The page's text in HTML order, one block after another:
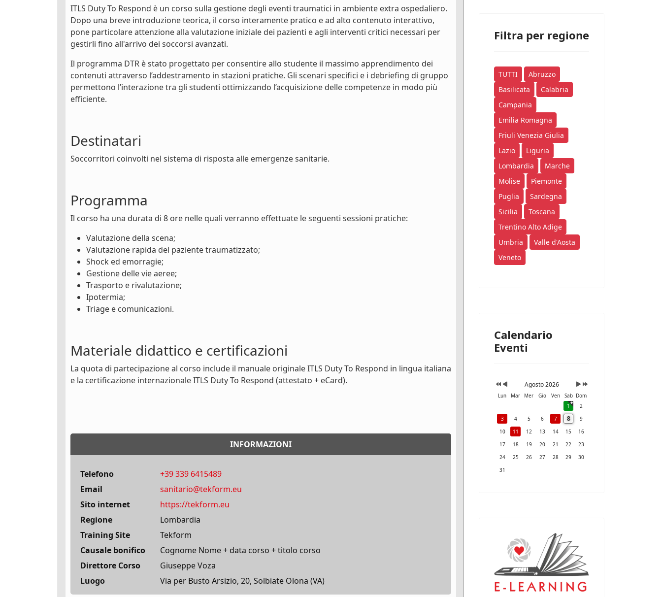
ITLS Duty To Respond è un corso sulla gestione degli eventi traumatici in ambiente extra ospedaliero.
Dopo una breve introduzione teorica, il corso interamente pratico e ad alto contenuto interattivo,
pone particolare attenzione alla valutazione iniziale dei pazienti e agli interventi critici necessari per
gestirli fino all'arrivo dei soccorsi avanzati.
Il programma DTR è stato progettato per consentire allo studente il massimo apprendimento dei
contenuti attraverso l’addestramento in stazioni pratiche. Gli scenari specifici e i debriefing di gruppo
permettono l’interazione tra gli studenti ottimizzando l’acquisizione delle competenze in modo più
efficiente.
Destinatari
Soccorritori coinvolti nel sistema di risposta alle emergenze sanitarie.
Programma
Il corso ha una durata di 8 ore nelle quali verranno effettuate le seguenti sessioni pratiche:
Valutazione della scena;
Valutazione rapida del paziente traumatizzato;
Shock ed emorragie;
Gestione delle vie aeree;
Trasporto e rivalutazione;
Ipotermia;
Triage e comunicazioni.
Materiale didattico e certificazioni
La quota di partecipazione al corso include il manuale originale ITLS Duty To Respond in lingua italiana
e la certificazione internazionale ITLS Duty To Respond (attestato + eCard).
INFORMAZIONI
Telefono
+39 339 6415489
Email
sanitario@tekform.eu
Sito internet
https://tekform.eu
Regione
Lombardia
Training Site
Tekform
Causale bonifico
Cognome Nome + data corso + titolo corso
Direttore Corso
Giuseppe Voza
Luogo
Via per Busto Arsizio, 20, Solbiate Olona (VA)
Filtra per regione
TUTTI
Abruzzo
Basilicata
Calabria
Campania
Emilia Romagna
Friuli Venezia Giulia
Lazio
Liguria
Lombardia
Marche
Molise
Piemonte
Puglia
Sardegna
Sicilia
Toscana
Trentino Alto Adige
Umbria
Valle d'Aosta
Veneto
Calendario
Eventi
Agosto 2026
Lun Mar Mer Gio Ven Sab Dom
1
2
3
4 5 6 7 8
9
10
11 12 13 14 15
16
17
18 19 20 21 22
23
24
25 26 27 28 29
30
31